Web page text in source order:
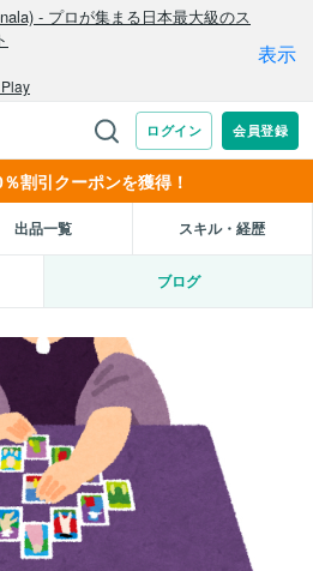
割引クーポンを獲得！
出品一覧 スキル・経歴
ブログ